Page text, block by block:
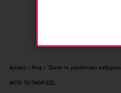
Αρχική » Blog » ΄Ελυσε το μεγαλύτερο μαθηματικό πρόβλημα. Αρνήθηκε 1.000.000 δολάρια. Είπε
ΑΥΤΟ ΤΟ ΓΝΩΡΙΖΕΣ;